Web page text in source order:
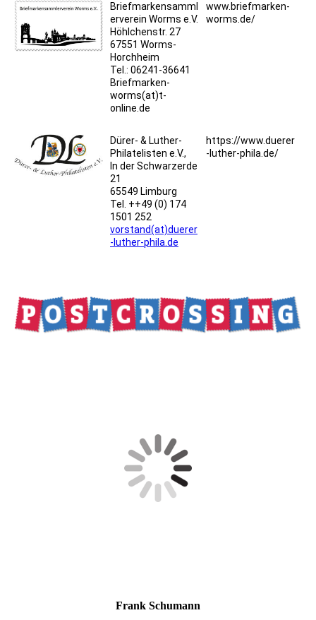
Briefmarkensamml
erverein Worms e.V.
Höhlchenstr. 27
67551 Worms-
Horchheim
Tel.: 06241-36641
Briefmarken-
worms(at)t-
online.de
www.briefmarken-
worms.de/
Dürer- & Luther-
Philatelisten e.V.,
In der Schwarzerde
21
65549 Limburg
Tel. ++49 (0) 174
1501 252
vorstand(at)duerer
-luther-phila.de
https://www.duerer
-luther-phila.de/
Frank Schumann